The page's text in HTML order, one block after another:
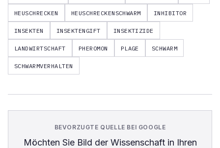
HEUSCHRECKEN HEUSCHRECKENSCHWARM INHIBITOR
INSEKTEN INSEKTENGIFT INSEKTIZIDE
LANDWIRTSCHAFT PHEROMON PLAGE SCHWARM
SCHWARMVERHALTEN
BEVORZUGTE QUELLE BEI GOOGLE
Möchten Sie Bild der Wissenschaftin Ihren